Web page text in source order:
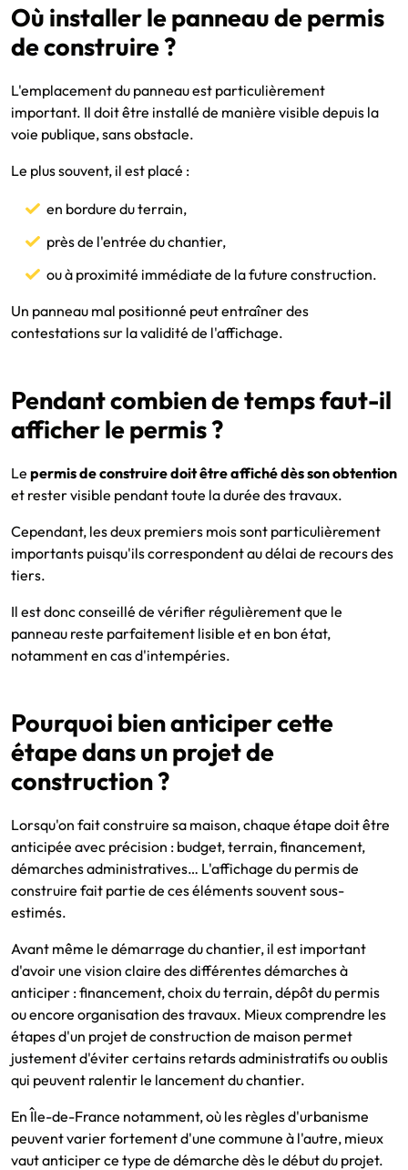
Où installer le panneau de permis
de construire ?
L'emplacement du panneau est particulièrement
important. Il doit être installé de manière visible depuis la
voie publique, sans obstacle.
Le plus souvent, il est placé :
en bordure du terrain,
près de l'entrée du chantier,
ou à proximité immédiate de la future construction.
Un panneau mal positionné peut entraîner des
contestations sur la validité de l'affichage.
Pendant combien de temps faut-il
afficher le permis ?
Le permis de construire doit être affiché dès son obtention
et rester visible pendant toute la durée des travaux.
Cependant, les deux premiers mois sont particulièrement
importants puisqu'ils correspondent au délai de recours des
tiers.
Il est donc conseillé de vérifier régulièrement que le
panneau reste parfaitement lisible et en bon état,
notamment en cas d'intempéries.
Pourquoi bien anticiper cette
étape dans un projet de
construction ?
Lorsqu'on fait construire sa maison, chaque étape doit être
anticipée avec précision : budget, terrain, financement,
démarches administratives… L'affichage du permis de
construire fait partie de ces éléments souvent sous-
estimés.
Avant même le démarrage du chantier, il est important
d'avoir une vision claire des différentes démarches à
anticiper : financement, choix du terrain, dépôt du permis
ou encore organisation des travaux. Mieux comprendre les
étapes d'un projet de construction de maison permet
justement d'éviter certains retards administratifs ou oublis
qui peuvent ralentir le lancement du chantier.
En Île-de-France notamment, où les règles d'urbanisme
peuvent varier fortement d'une commune à l'autre, mieux
vaut anticiper ce type de démarche dès le début du projet.